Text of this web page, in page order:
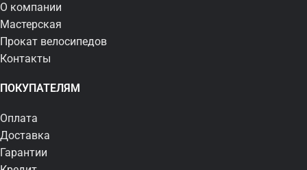
О компании
Мастерская
Прокат велосипедов
Контакты
ПОКУПАТЕЛЯМ
Оплата
Доставка
Гарантии